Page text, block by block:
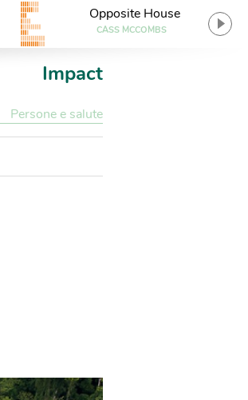
Opposite House
CASS MCCOMBS
Impact
Persone e salute